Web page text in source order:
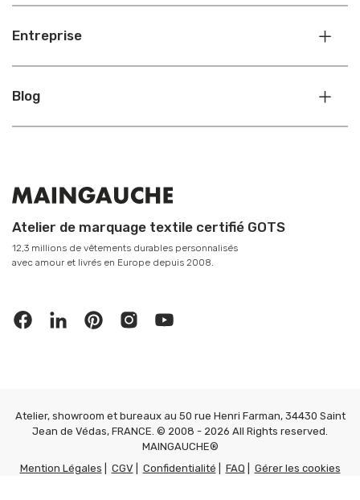
Entreprise
Blog
Atelier de marquage textile certifié GOTS
12,3 millions de vêtements durables personnalisés
avec amour et livrés en Europe depuis 2008.
Atelier, showroom et bureaux au 50 rue Henri Farman, 34430 Saint
Jean de Védas, FRANCE. © 2008 - 2026 All Rights reserved.
MAINGAUCHE®
Mention Légales
CGV Confidentialité FAQ Gérer les cookies